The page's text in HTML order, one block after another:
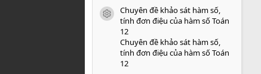
icon tài liệu
Chuyên đề khảo sát hàm số,
tính đơn điệu của hàm số Toán
12
Chuyên đề khảo sát hàm số,
tính đơn điệu của hàm số Toán
12